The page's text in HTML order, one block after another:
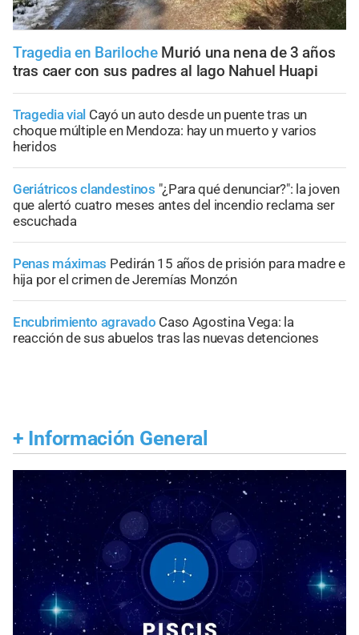
Tragedia en Bariloche Murió una nena de 3 años
tras caer con sus padres al lago Nahuel Huapi
Tragedia vial Cayó un auto desde un puente tras un
choque múltiple en Mendoza: hay un muerto y varios
heridos
Geriátricos clandestinos "¿Para qué denunciar?": la joven
que alertó cuatro meses antes del incendio reclama ser
escuchada
Penas máximas Pedirán 15 años de prisión para madre e
hija por el crimen de Jeremías Monzón
Encubrimiento agravado Caso Agostina Vega: la
reacción de sus abuelos tras las nuevas detenciones
+ Información General